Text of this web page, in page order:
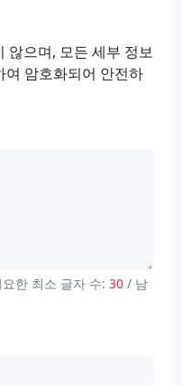
않으며, 모든 세부 정보
여 암호화되어 안전하
요한 최소 글자 수:30 / 남